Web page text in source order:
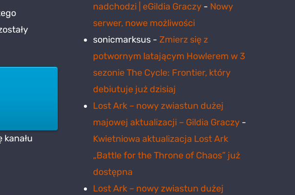
nadchodzi | eGildia Graczy - Nowy
serwer, nowe możliwości
sonicmarksus -Zmierz się z
potwornym latającym Howlerem w 3
sezonie The Cycle: Frontier, który
debiutuje już dzisiaj
Lost Ark – nowy zwiastun dużej
majowej aktualizacji – Gildia Graczy -
Kwietniowa aktualizacja Lost Ark
„Battle for the Throne of Chaos” już
dostępna
Lost Ark – nowy zwiastun dużej